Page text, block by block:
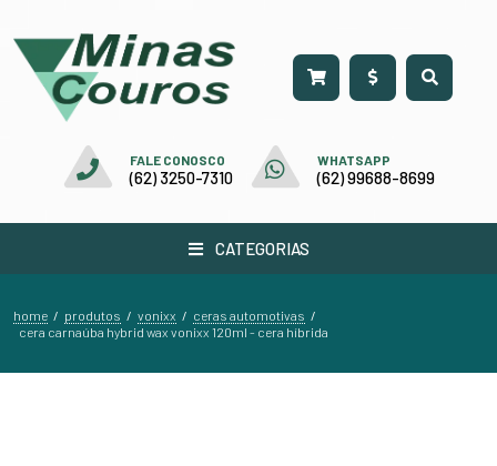
FALE CONOSCO
(62) 3250-7310
WHATSAPP
(62) 99688-8699
CATEGORIAS
home / produtos / vonixx / ceras automotivas /
cera carnaúba hybrid wax vonixx 120ml - cera híbrida